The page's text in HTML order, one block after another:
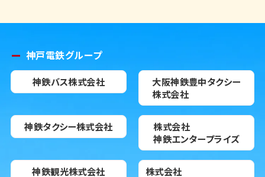
神戸電鉄グループ
神鉄バス株式会社
大阪神鉄豊中タクシー
株式会社
神鉄タクシー株式会社
株式会社
神鉄エンタープライズ
神鉄観光株式会社
株式会社